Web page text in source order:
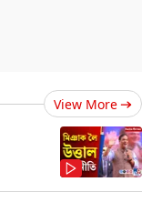
View More